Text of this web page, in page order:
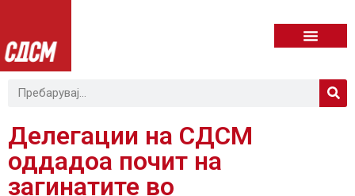
Делегации на СДСМ
оддадоа почит на
загинатите во